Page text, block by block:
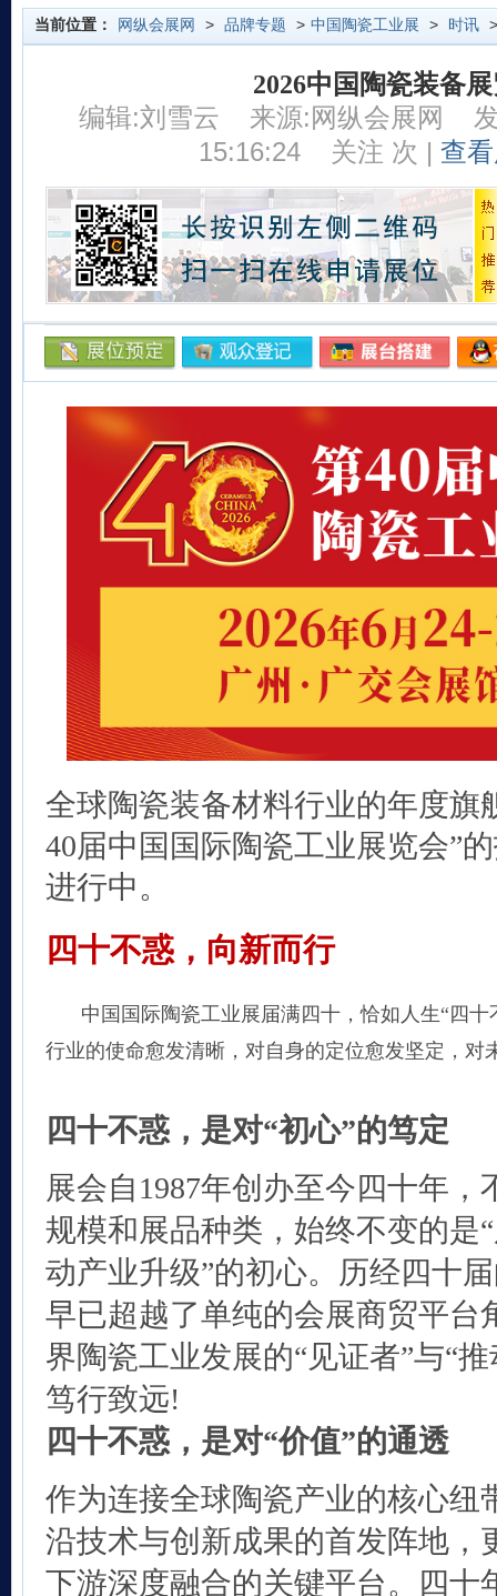
当前位置： 网纵会展网 > 品牌专题 > 中国陶瓷工业展 > 时讯
2026中国陶瓷装备
编辑:刘雪云
来源:网纵会展网
15:16:24
关注 次 | 查
全球陶瓷装备材料行业的年度
40届中国国际陶瓷工业展览会”
进行中。
四十不惑，向新而行
中国国际陶瓷工业展届满四十，恰如人生“四
行业的使命愈发清晰，对自身的定位愈发坚定，对
四十不惑，是对“初心”的笃定
展会自1987年创办至今四十年，
规模和展品种类，始终不变的是
动产业升级”的初心。历经四十
早已超越了单纯的会展商贸平台
界陶瓷工业发展的“见证者”与“
笃行致远!
四十不惑，是对“价值”的通透
作为连接全球陶瓷产业的核心纽
沿技术与创新成果的首发阵地，
下游深度融合的关键平台。四十